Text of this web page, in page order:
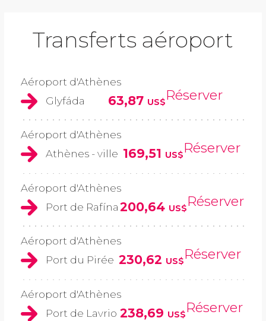
Transferts aéroport
Aéroport d'Athènes
Glyfáda
63,87 US$Réserver
Aéroport d'Athènes
Athènes - ville 169,51 US$Réserver
Aéroport d'Athènes
Port de Rafína 200,64 US$Réserver
Aéroport d'Athènes
Port du Pirée 230,62 US$Réserver
Aéroport d'Athènes
Port de Lavrio 238,69 US$Réserver